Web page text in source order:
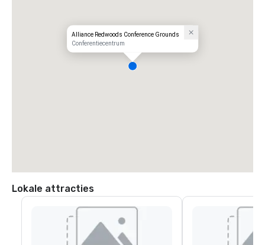
Alliance Redwoods Conference Grounds
Conferentiecentrum
Lokale attracties